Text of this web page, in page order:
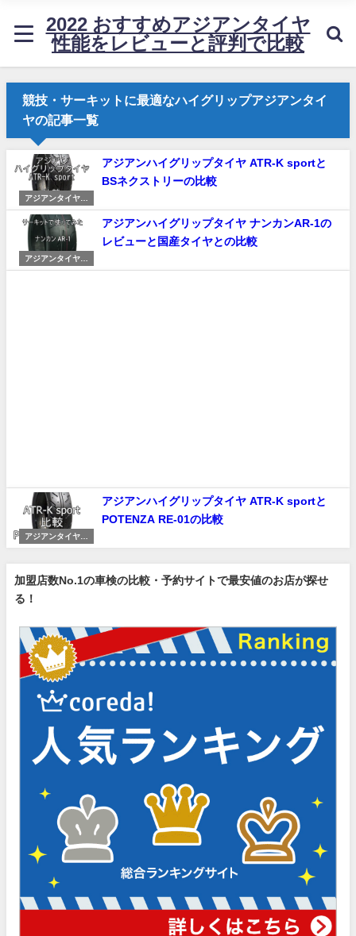
2022 おすすめアジアンタイヤ
性能をレビューと評判で比較
競技・サーキットに最適なハイグリップアジアンタイ
ヤの記事一覧
アジアンタイヤ・
ATRのレビューと
比較
アジアンハイグリップタイヤ ATR-K sportと
BSネクストリーの比較
アジアンタイヤ・
ナンカンのレビュ
アジアンハイグリップタイヤ ナンカンAR-1の
レビューと国産タイヤとの比較
アジアンタイヤ・
ATRのレビューと
アジアンハイグリップタイヤ ATR-K sportと
POTENZA RE-01の比較
加盟店数No.1の車検の比較・予約サイトで最安値のお店が探せ
る！